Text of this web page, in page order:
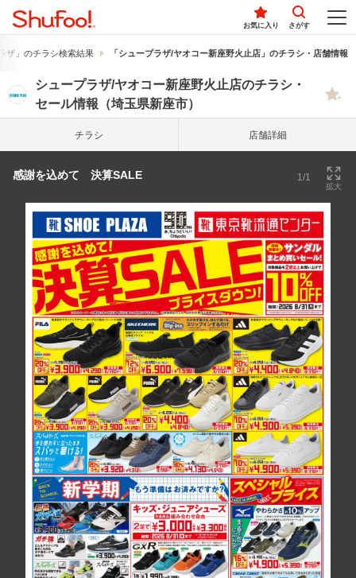
お気に入り さがす
ザ」のチラシ検索結果 「シュープラザ/ヤオコー新座野火止店」のチラシ・店舗情報
シュープラザ/ヤオコー新座野火止店のチラシ・
セール情報（埼玉県新座市）
チラシ 店舗詳細
感謝を込めて 決算SALE 1/1
拡大